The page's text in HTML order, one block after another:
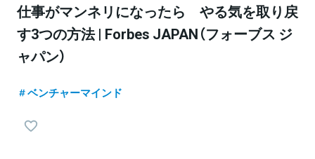
仕事がマンネリになったら やる気を取り戻
す3つの方法 | Forbes JAPAN（フォーブス ジ
ャパン）
ベンチャーマインド